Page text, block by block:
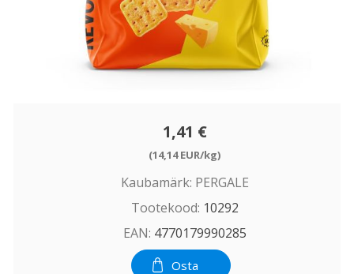
1,41 €
(14,14 EUR/kg)
Kaubamärk: PERGALE
Tootekood: 10292
EAN: 4770179990285
Osta